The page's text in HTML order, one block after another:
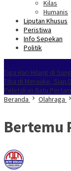
Kilas
Humanis
Liputan Khusus
Peristiwa
Info Sepekan
Politik
Tiga Hari Hilang di
Tiba di Merauke, Siap
Peletakan Batu
Beranda
Olahraga
Bertemu